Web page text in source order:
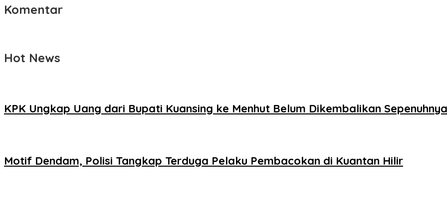
Komentar
Hot News
KPK Ungkap Uang dari Bupati Kuansing ke Menhut Belum Dikembalikan Sepenuhnya
Motif Dendam, Polisi Tangkap Terduga Pelaku Pembacokan di Kuantan Hilir